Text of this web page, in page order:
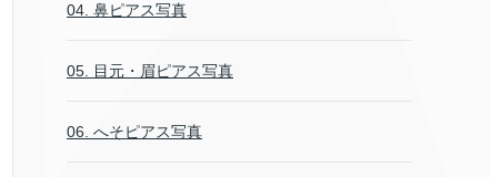
04. 鼻ピアス写真
05. 目元・眉ピアス写真
06. へそピアス写真